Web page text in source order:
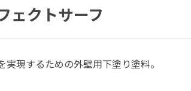
ェクトサーフ
実現するための外壁用下塗り塗料。